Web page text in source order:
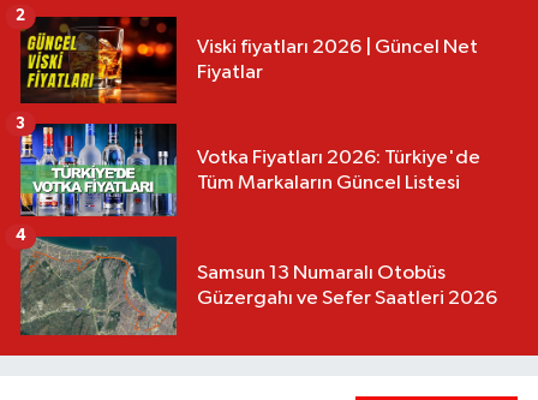
Viski fiyatları 2026 | Güncel Net
Fiyatlar
2
Votka Fiyatları 2026: Türkiye'de
Tüm Markaların Güncel Listesi
3
Samsun 13 Numaralı Otobüs
Güzergahı ve Sefer Saatleri 2026
4